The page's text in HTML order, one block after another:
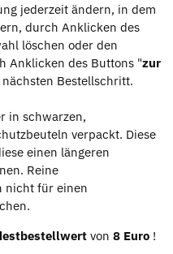
jederzeit ändern, in dem
durch Anklicken des
löschen oder den
Anklicken des Buttons "zur
Bestellschritt.
in schwarzen,
verpackt. Diese
einen längeren
Reine
nicht für einen
von 8 Euro !